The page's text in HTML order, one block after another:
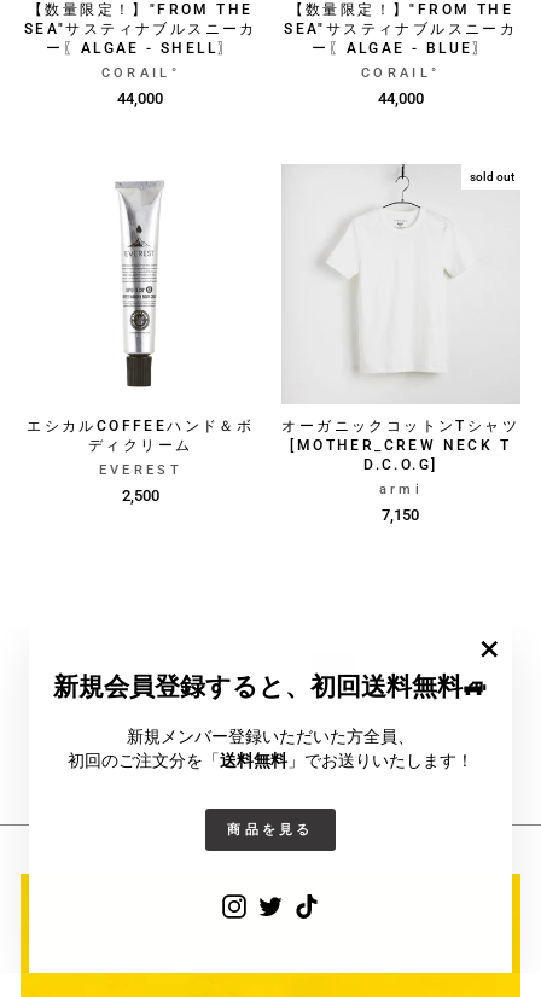
新規会員登録すると、初回送料無料🚙
新規メンバー登録いただいた方全員、
初回のご注文分を「送料無料」でお送りいたします！
商品を見る
Instagram
Twitter
【数量限定！】"FROM THE
SEA"サスティナブルスニーカ
ー〖ALGAE - SHELL〗
CORAIL°
44,000
【数量限定！】"FROM THE
SEA"サスティナブルスニーカ
ー〖ALGAE - BLUE〗
CORAIL°
44,000
エシカルCOFFEEハンド＆ボ
ディクリーム
EVEREST
2,500
sold out
オーガニックコットンTシャツ
[MOTHER_CREW NECK T
D.C.O.G]
armi
7,150
1 2 3